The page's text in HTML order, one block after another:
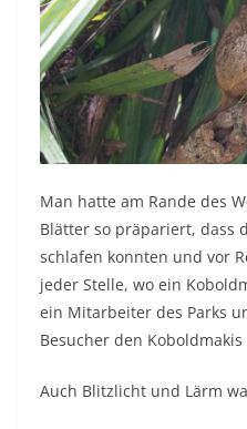
Man hatte am Rande des
Blätter so präpariert, dass
schlafen konnten und vor
jeder Stelle, wo ein
ein Mitarbeiter des Parks
Besucher den
Auch Blitzlicht und Lärm